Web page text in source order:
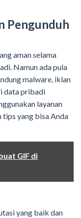
Pengunduh
aman selama
Namun ada pula
malware, iklan
data pribadi
layanan
yang bisa Anda
GIF di
yang baik dan